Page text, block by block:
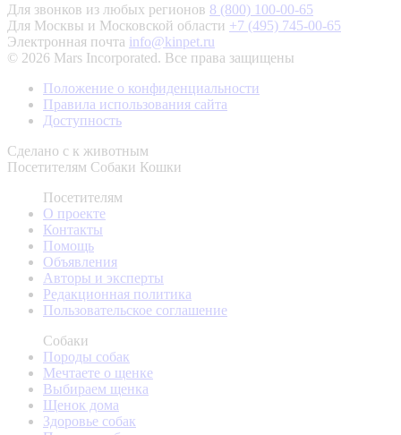
Для звонков из любых регионов 8 (800) 100-00-65
Для Москвы и Московской области +7 (495) 745-00-65
Электронная почта info@kinpet.ru
© 2026 Mars Incorporated. Все права защищены
Положение о конфиденциальности
Правила использования сайта
Доступность
Сделано с к животным
Посетителям Собаки Кошки
Посетителям
О проекте
Контакты
Помощь
Объявления
Авторы и эксперты
Редакционная политика
Пользовательское соглашение
Собаки
Породы собак
Мечтаете о щенке
Выбираем щенка
Щенок дома
Здоровье собак